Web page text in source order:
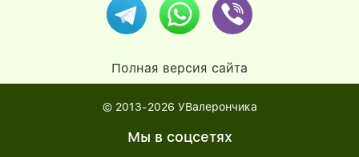
Полная версия сайта
© 2013-2026 УВалерончика
Мы в соцсетях